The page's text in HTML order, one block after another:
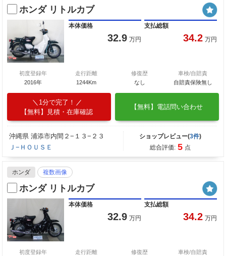
ホンダ リトルカブ
本体価格
32.9 万円
支払総額
34.2 万円
初度登録年
2016年
走行距離
1244Km
修復歴
なし
車検/自賠責
自賠責保険無し
1分で完了！
【無料】見積・在庫確認
【無料】電話問い合わせ
沖縄県 浦添市内間２−１３−２３
Ｊ−ＨＯＵＳＥ
ショップレビュー(3件)
総合評価: 5 点
ホンダ 複数画像
ホンダ リトルカブ
本体価格
32.9 万円
支払総額
34.2 万円
初度登録年
走行距離
修復歴
車検/自賠責